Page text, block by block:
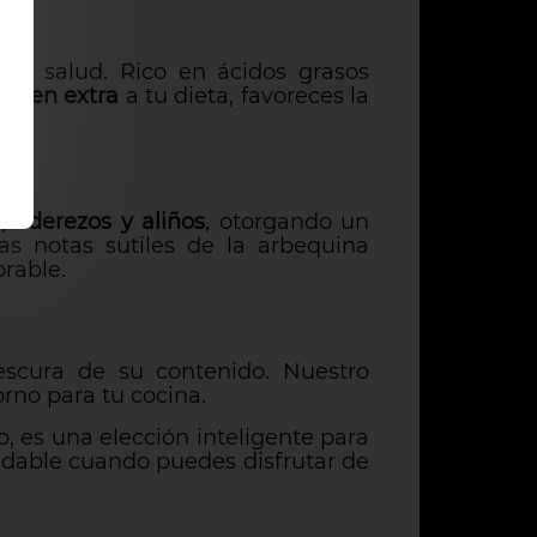
salud. Rico en ácidos grasos
extra a tu dieta, favoreces la
aderezos y aliños, otorgando un
notas sutiles de la arbequina
de su contenido. Nuestro
para tu cocina.
es una elección inteligente para
cuando puedes disfrutar de